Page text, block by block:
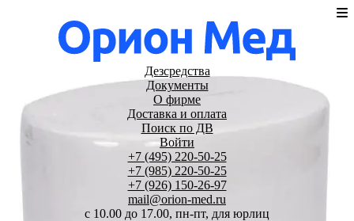
Дезсредства
Документы
О фирме
Доставка и оплата
Поиск по ДВ
Войти
+7 (495) 220-50-25
+7 (985) 220-50-25
+7 (926) 150-26-97
mail@orion-med.ru
c 10.00 до 17.00, пн-пт, для юрлиц